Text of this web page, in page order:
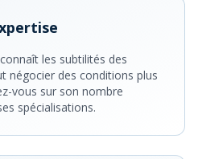
les subtilités des
négocier des conditions plus
vous sur son nombre
spécialisations.